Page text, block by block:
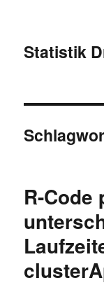
Statistik
R-Code